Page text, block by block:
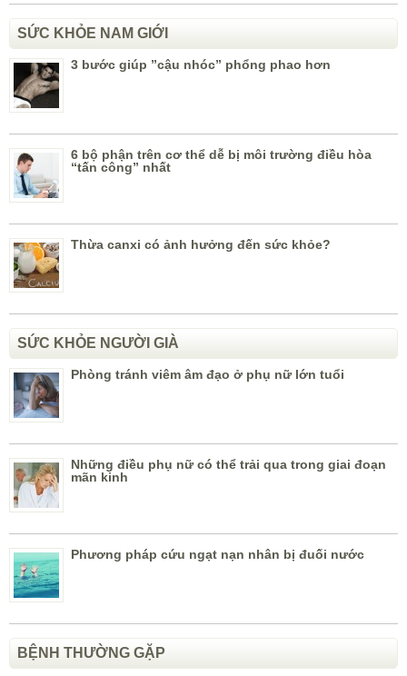
SỨC KHỎE NAM GIỚI
3 bước giúp ”cậu nhóc” phổng phao hơn
6 bộ phận trên cơ thể dễ bị môi trường điều hòa
“tấn công” nhất
Thừa canxi có ảnh hưởng đến sức khỏe?
SỨC KHỎE NGƯỜI GIÀ
Phòng tránh viêm âm đạo ở phụ nữ lớn tuổi
Những điều phụ nữ có thể trải qua trong giai đoạn
mãn kinh
Phương pháp cứu ngạt nạn nhân bị đuối nước
BỆNH THƯỜNG GẶP